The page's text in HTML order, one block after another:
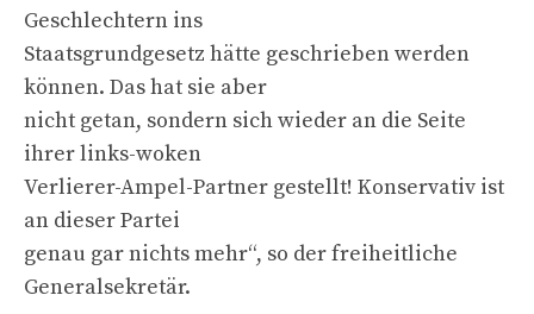
Geschlechtern ins
Staatsgrundgesetz hätte geschrieben werden
können. Das hat sie aber
nicht getan, sondern sich wieder an die Seite
ihrer links-woken
Verlierer-Ampel-Partner gestellt! Konservativ ist
an dieser Partei
genau gar nichts mehr“, so der freiheitliche
Generalsekretär.